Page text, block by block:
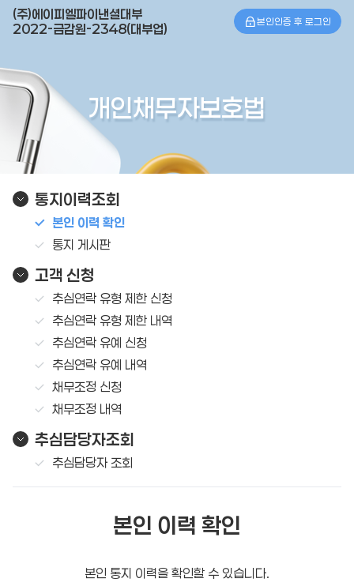
(주)에이피엘파이낸셜대부
2022-금감원-2348(대부업)
본인인증 후 로그인
개인채무자보호법
통지이력조회
본인 이력 확인
통지 게시판
고객 신청
추심연락 유형 제한 신청
추심연락 유형 제한 내역
추심연락 유예 신청
추심연락 유예 내역
채무조정 신청
채무조정 내역
추심담당자조회
추심담당자 조회
본인 이력 확인
본인 통지 이력을 확인할 수 있습니다.